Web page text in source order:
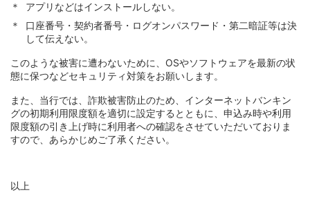
＊
アプリなどはインストールしない。
＊
口座番号・契約者番号・ログオンパスワード・第二暗証等は決
して伝えない。
このような被害に遭わないために、OSやソフトウェアを最新の状
態に保つなどセキュリティ対策をお願いします。
また、当行では、詐欺被害防止のため、インターネットバンキン
グの初期利用限度額を適切に設定するとともに、申込み時や利用
限度額の引き上げ時に利用者への確認をさせていただいておりま
すので、あらかじめご了承ください。
以上